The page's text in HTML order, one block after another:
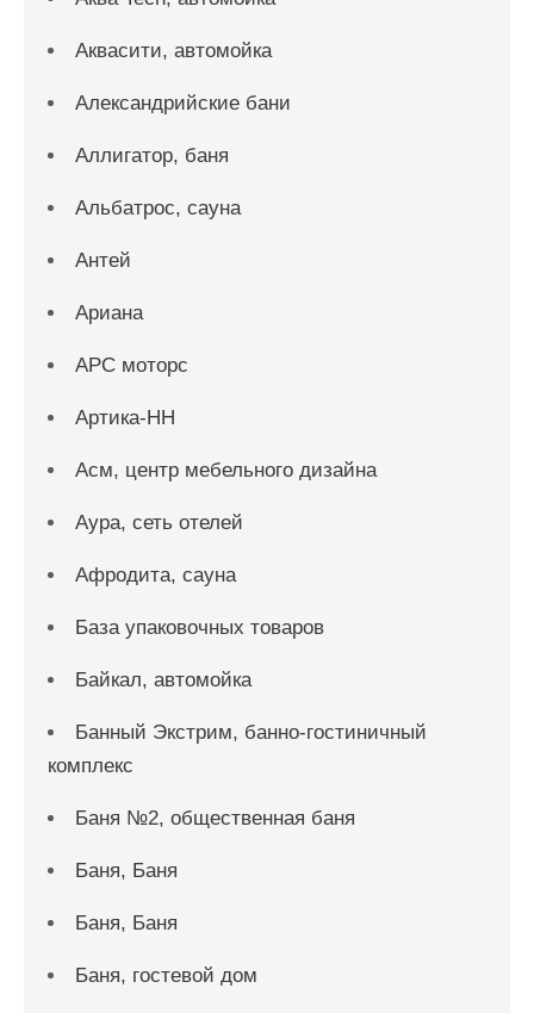
Аквасити, автомойка
Александрийские бани
Аллигатор, баня
Альбатрос, сауна
Антей
Ариана
АРС моторс
Артика-НН
Асм, центр мебельного дизайна
Аура, сеть отелей
Афродита, сауна
База упаковочных товаров
Байкал, автомойка
Банный Экстрим, банно-гостиничный
комплекс
Баня №2, общественная баня
Баня, Баня
Баня, Баня
Баня, гостевой дом